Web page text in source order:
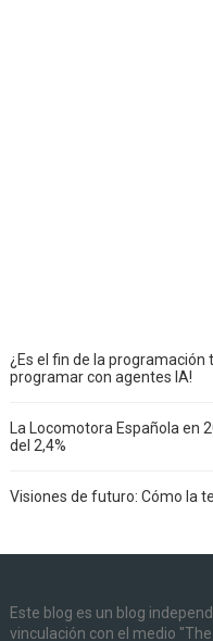
¿Es el fin de la programación
programar con agentes IA!
La Locomotora Española en
del 2,4%
Visiones de futuro: Cómo la
Este blog es un blog
vinculación con el medio